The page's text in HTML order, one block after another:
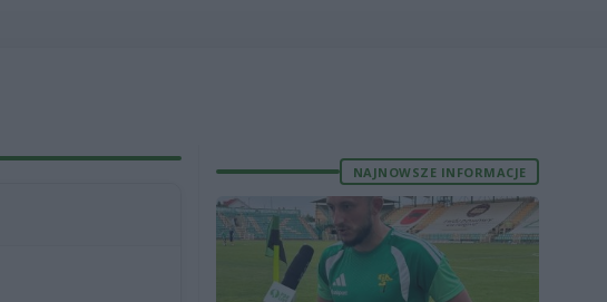
NAJNOWSZE INFORMACJE